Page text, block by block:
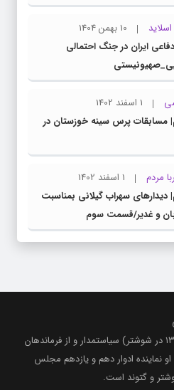
آذربایجان
10 بهمن 1404
دفاعی ایران در جنگ احتمالی
1 اسفند 1402
مسابقات پرس سینه خوزستان در
مردم
1 اسفند 1402
دیدارهای سهراب گیلانی بمناسبت
و غدیر/قسمت سوم
سهراب گیلانی (زادۀ ۹ فروردین ۱۳۳۹ در شوشتر) سیاستمدار و از فرماندهان
نماینده ادوار دهم و یازدهم مجلس
و گتوند است.